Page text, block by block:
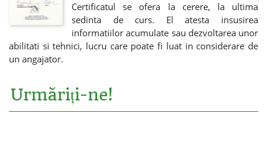
Certificatul se ofera la cerere, la ultima
sedinta de curs. El atesta insusirea
informatiilor acumulate sau dezvoltarea unor
abilitati si tehnici, lucru care poate fi luat in considerare de
un angajator.
Urmăriți-ne!